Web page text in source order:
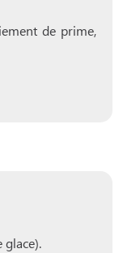
de prime,
glace).